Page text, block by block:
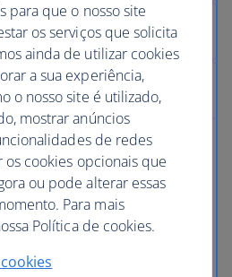
do site ba.com, pode
das opções abaixo.
para que o nosso site
os serviços que solicita
ainda de utilizar cookies
a sua experiência,
o nosso site é utilizado,
mostrar anúncios
de redes
cookies opcionais que
ou pode alterar essas
Para mais
Política de cookies.